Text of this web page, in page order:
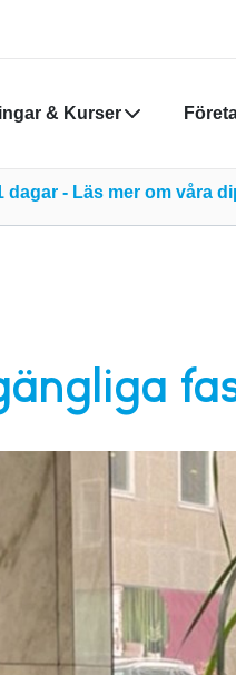
& Kurser
- Läs mer om våra